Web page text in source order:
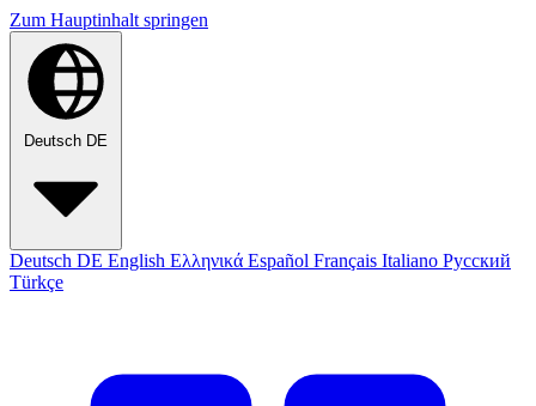
Zum Hauptinhalt springen
Deutsch DE
Deutsch DE English Ελληνικά Español Français Italiano Русский
Türkçe